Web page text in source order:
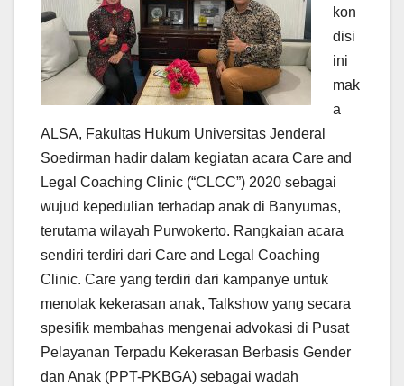
kon
disi
ini
mak
a
ALSA, Fakultas Hukum Universitas Jenderal
Soedirman hadir dalam kegiatan acara Care and
Legal Coaching Clinic (“CLCC”) 2020 sebagai
wujud kepedulian terhadap anak di Banyumas,
terutama wilayah Purwokerto. Rangkaian acara
sendiri terdiri dari Care and Legal Coaching
Clinic. Care yang terdiri dari kampanye untuk
menolak kekerasan anak, Talkshow yang secara
spesifik membahas mengenai advokasi di Pusat
Pelayanan Terpadu Kekerasan Berbasis Gender
dan Anak (PPT-PKBGA) sebagai wadah